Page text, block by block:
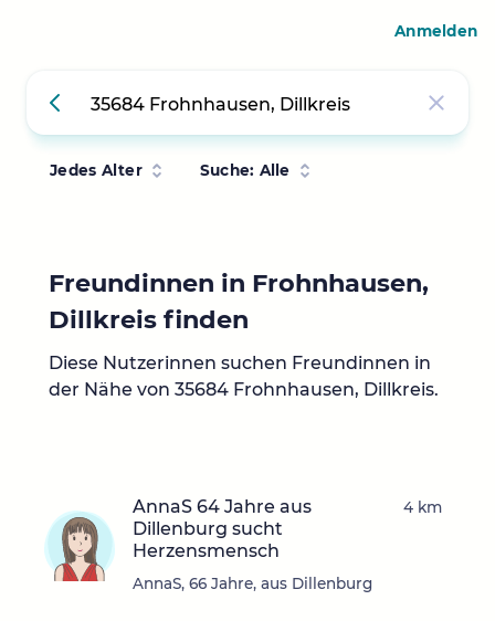
Jedes Alter Suche: Alle
Freundinnen in Frohnhausen,
Dillkreis finden
Diese Nutzerinnen suchen Freundinnen in
der Nähe von 35684 Frohnhausen, Dillkreis.
AnnaS 64 Jahre aus
Dillenburg sucht
Herzensmensch
AnnaS, 66 Jahre, aus Dillenburg
4 km
Anmelden